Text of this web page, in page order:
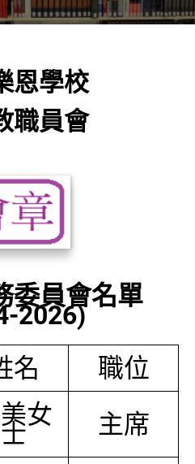
恩學校
職員會
委員會名單
2026)
名
職位
女
士 主席